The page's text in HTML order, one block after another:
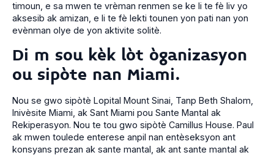
timoun, e sa mwen te vrèman renmen se ke li te fè liv yo
aksesib ak amizan, e li te fè lekti tounen yon pati nan yon
evènman olye de yon aktivite solitè.
Di m sou kèk lòt òganizasyon
ou sipòte nan Miami.
Nou se gwo sipòtè Lopital Mount Sinai, Tanp Beth Shalom,
Inivèsite Miami, ak Sant Miami pou Sante Mantal ak
Rekiperasyon. Nou te tou gwo sipòtè Camillus House. Paul
ak mwen toulede enterese anpil nan entèseksyon ant
konsyans prezan ak sante mantal, ak ant sante mantal ak